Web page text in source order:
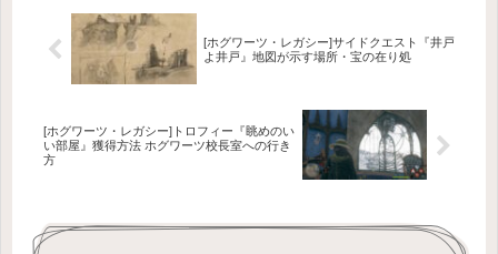
[ホグワーツ・レガシー]サイドクエスト『井戸
よ井戸』地図が示す場所・宝の在り処
[ホグワーツ・レガシー]トロフィー『眺めのい
い部屋』獲得方法 ホグワーツ校長室への行き
方